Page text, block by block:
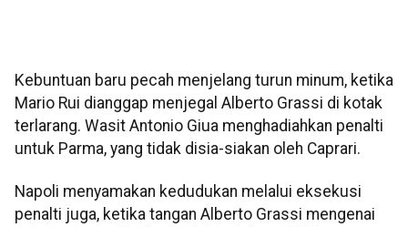
Kebuntuan baru pecah menjelang turun minum, ketika
Mario Rui dianggap menjegal Alberto Grassi di kotak
terlarang. Wasit Antonio Giua menghadiahkan penalti
untuk Parma, yang tidak disia-siakan oleh Caprari.
Napoli menyamakan kedudukan melalui eksekusi
penalti juga, ketika tangan Alberto Grassi mengenai